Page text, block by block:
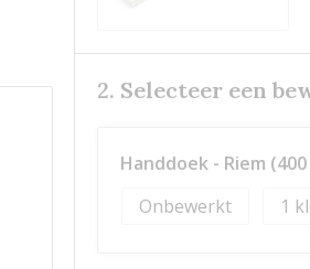
2. Selecteer een
Handdoek - Riem
Onbewerkt
1